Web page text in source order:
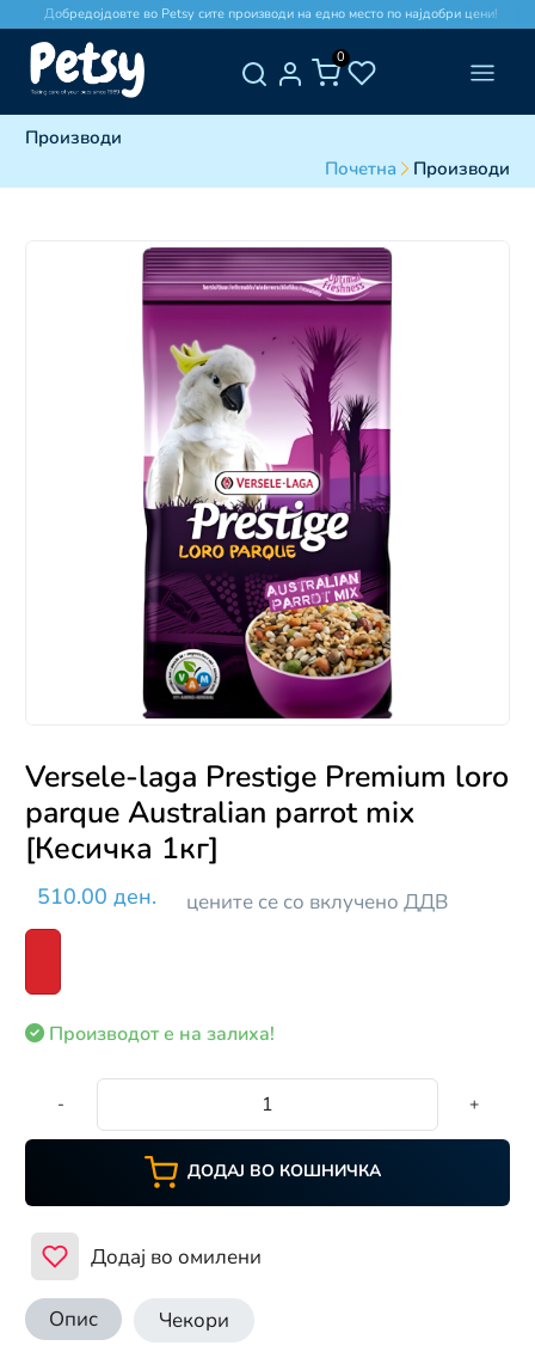
Добредојдовте во Petsy сите производи на едно место по најдобри цени!
0
Производи
Почетна
Производи
Versele-laga Prestige Premium loro
parque Australian parrot mix
[Кесичка 1кг]
510.00 ден. цените се со вклучено ДДВ
Производот е на залиха!
- +
ДОДАЈ ВО КОШНИЧКА
Додај во омилени
Опис Чекори